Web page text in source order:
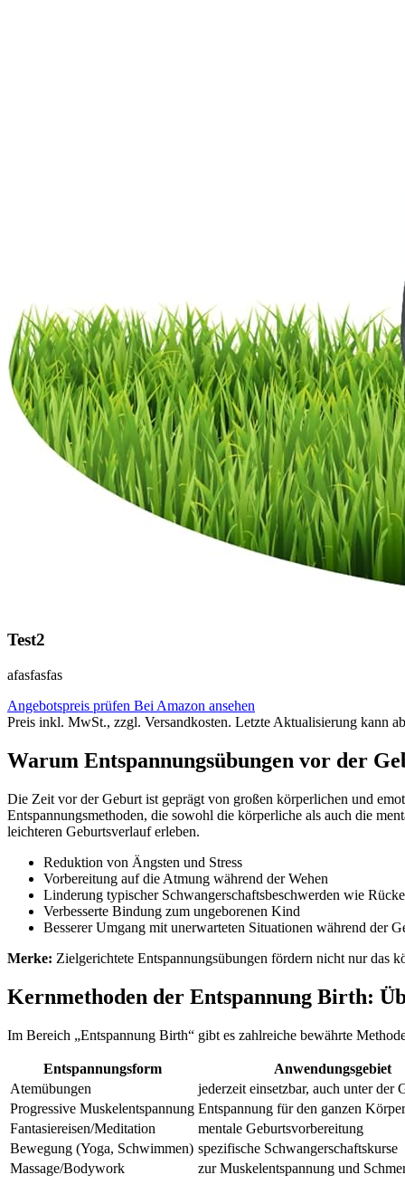
Test2
afasfasfas
Angebotspreis prüfen Bei Amazon ansehen
Preis inkl. MwSt., zzgl. Versandkosten. Letzte Aktualisierung kann
Warum Entspannungsübungen vor der
Die Zeit vor der Geburt ist geprägt von großen körperlichen und
Entspannungsmethoden, die sowohl die körperliche als auch die
leichteren Geburtsverlauf erleben.
Reduktion von Ängsten und Stress
Vorbereitung auf die Atmung während der Wehen
Linderung typischer Schwangerschaftsbeschwerden wie
Verbesserte Bindung zum ungeborenen Kind
Besserer Umgang mit unerwarteten Situationen während der
Merke: Zielgerichtete Entspannungsübungen fördern nicht nur das
Kernmethoden der Entspannung Birth:
Im Bereich „Entspannung Birth“ gibt es zahlreiche bewährte
Entspannungsform
Anwendungsgebiet
Atemübungen
jederzeit einsetzbar, auch unter der
Progressive Muskelentspannung Entspannung für den ganzen Körper
Fantasiereisen/Meditation
mentale Geburtsvorbereitung
Bewegung (Yoga, Schwimmen) spezifische Schwangerschaftskurse
Massage/Bodywork
zur Muskelentspannung und